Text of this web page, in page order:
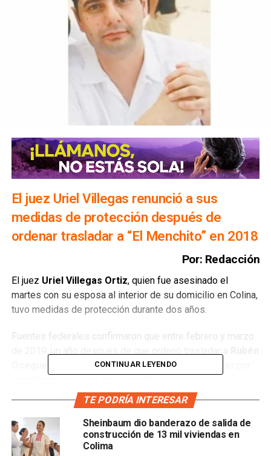
El juez Uriel Villegas renunció a sus
medidas de protección después de
ordenar trasladar a “El Menchito” en 2018
Por: Redacción
El juez Uriel Villegas Ortiz, quien fue asesinado el
martes con su esposa al interior de su domicilio en Colina,
tuvo medidas de protección durante dos años.
Fuentes federales confirmaron que entre febrero y marzo
Oseguera “El Menchito”, renunció a estas medidas por
CONTINUAR LEYENDO
TE PODRÍA INTERESAR
Sheinbaum dio banderazo de salida de
construcción de 13 mil viviendas en
Colima